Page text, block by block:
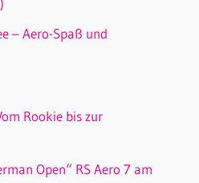
– Aero-Spaß und
Rookie bis zur
Open“ RS Aero 7 am